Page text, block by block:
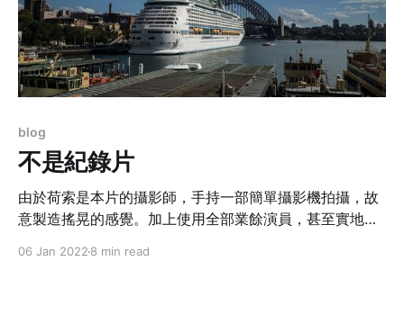
blog
不是紀錄片
由於荷索是本片的攝影師，手持一部簡單攝影機拍攝，故
意製造搖晃的感覺。加上使用全部業餘演員，甚至實地取
06 Jan 2022 8 min read